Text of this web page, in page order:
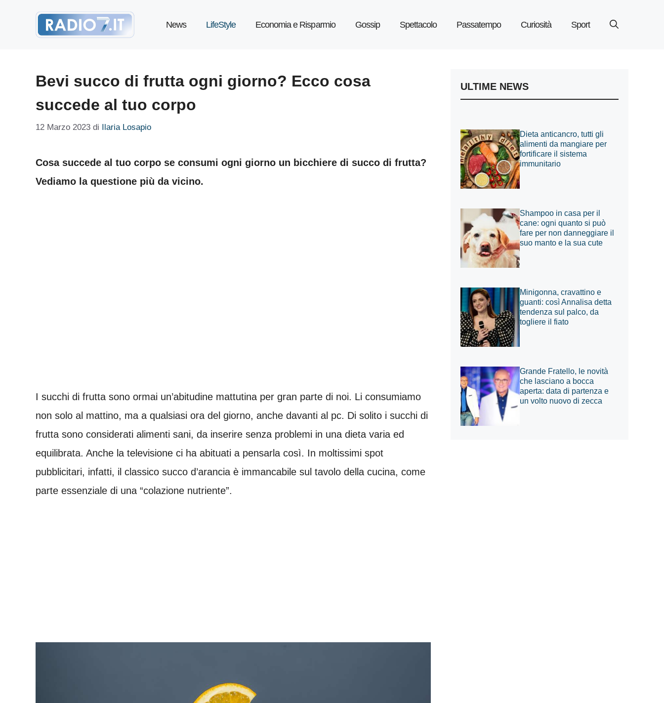
News LifeStyle Economia e Risparmio Gossip Spettacolo Passatempo Curiosità Sport
Bevi succo di frutta ogni giorno? Ecco cosa
succede al tuo corpo
12 Marzo 2023 di Ilaria Losapio
Cosa succede al tuo corpo se consumi ogni giorno un bicchiere di succo di frutta?
Vediamo la questione più da vicino.
I succhi di frutta sono ormai un’abitudine mattutina per gran parte di noi. Li consumiamo
non solo al mattino, ma a qualsiasi ora del giorno, anche davanti al pc. Di solito i succhi di
frutta sono considerati alimenti sani, da inserire senza problemi in una dieta varia ed
equilibrata. Anche la televisione ci ha abituati a pensarla così. In moltissimi spot
pubblicitari, infatti, il classico succo d’arancia è immancabile sul tavolo della cucina, come
parte essenziale di una “colazione nutriente”.
ULTIME NEWS
Dieta anticancro, tutti gli
alimenti da mangiare per
fortificare il sistema
immunitario
Shampoo in casa per il
cane: ogni quanto si può
fare per non danneggiare il
suo manto e la sua cute
Minigonna, cravattino e
guanti: così Annalisa detta
tendenza sul palco, da
togliere il fiato
Grande Fratello, le novità
che lasciano a bocca
aperta: data di partenza e
un volto nuovo di zecca